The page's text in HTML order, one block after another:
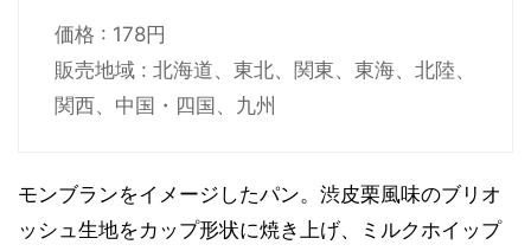
価格 : 178円
販売地域 : 北海道、東北、関東、東海、北陸、
関西、中国・四国、九州
モンブランをイメージしたパン。渋皮栗風味のブリオ
ッシュ生地をカップ形状に焼き上げ、ミルクホイップ